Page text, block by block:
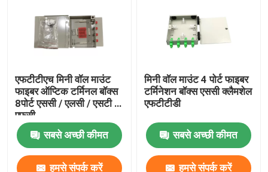
एफटीटीएच मिनी वॉल माउंट
फाइबर ऑप्टिक टर्मिनल बॉक्स
8पोर्ट एससी / एलसी / एसटी /
एफसी
सबसे अच्छी कीमत
हमसे संपर्क करें
मिनी वॉल माउंट 4 पोर्ट फाइबर
टर्मिनेशन बॉक्स एससी क्लैमशेल
एफटीटीडी
सबसे अच्छी कीमत
हमसे संपर्क करें